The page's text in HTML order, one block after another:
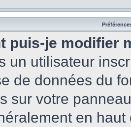
puis-je modifier
un utilisateur
de données du
sur votre
en